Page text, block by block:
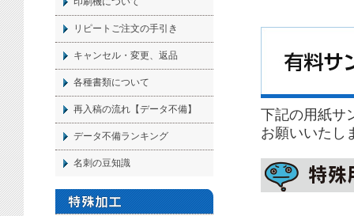
下記の用紙サ
お願いいたし
リピートご注文の手引き
キャンセル・変更、返品
各種書類について
再入稿の流れ【データ不備】
データ不備ランキング
名刺の豆知識